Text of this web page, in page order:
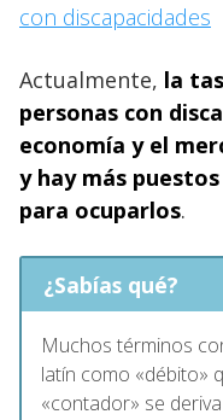
con discapacidades
Actualmente, la
personas con
economía y el
y hay más
para ocuparlos.
¿Sabías qué?
Muchos términos
latín como «débito»
«contador» se